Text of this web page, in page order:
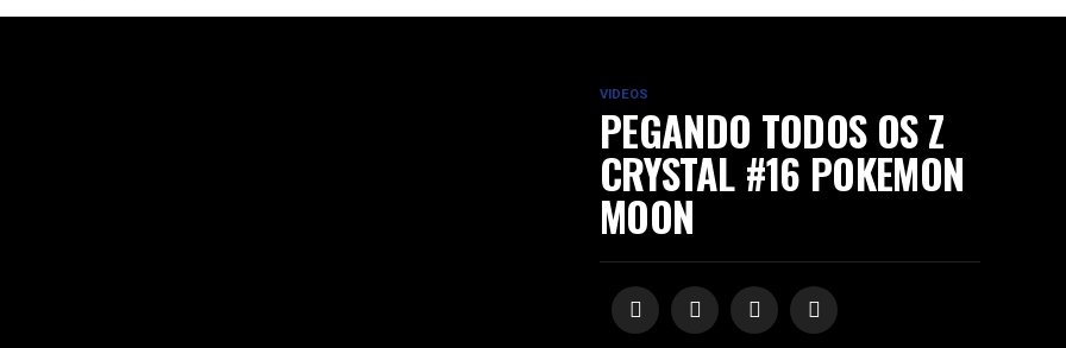
VIDEOS
PEGANDO TODOS OS Z
CRYSTAL #16 POKEMON
MOON